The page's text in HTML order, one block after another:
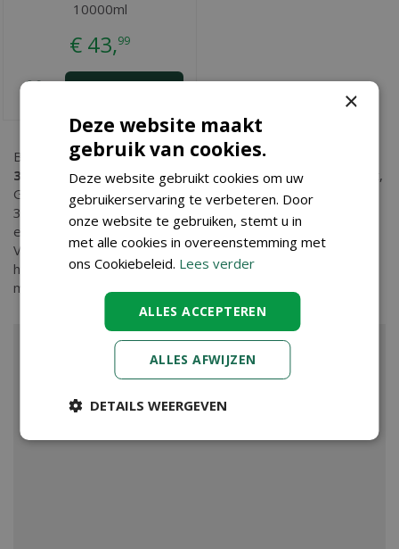
10000ml
€ 43,99
Bent u op zoek naarVelda Colour Hi-Grow Mix 6mm
3000ml
? Bij Tuincenter Vincent in Dendermonde, nabij Aalst,
Gent en Sint Niklaas, vindt u Velda Colour Hi-Grow Mix 6mm
3000ml en nog vele andere tuinartikelen. Kopen doet u
eenvoudig in onze webshop. Wilt u meer informatie over
Velda Colour Hi-Grow Mix 6mm 3000ml dan bent u ook van
harte welkom in ons tuincenter waar onze ervaren
medewerkers u kunnen adviseren. Graag tot ziens!
×
Deze website maakt
gebruik van cookies.
Deze website gebruikt cookies om uw
gebruikerservaring te verbeteren. Door
onze website te gebruiken, stemt u in
met alle cookies in overeenstemming met
ons Cookiebeleid. Lees verder
ALLES ACCEPTEREN
ALLES AFWIJZEN
DETAILS WEERGEVEN